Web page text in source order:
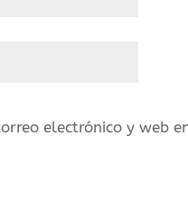
electrónico y web